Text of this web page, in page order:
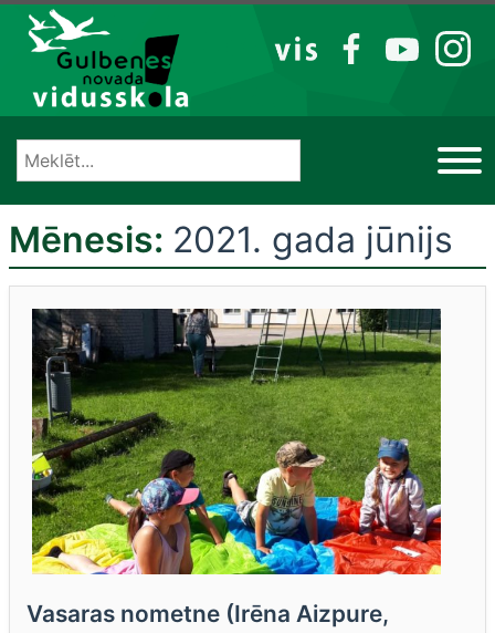
Izlaist
VIS
FB YT IG
Mēnesis: 2021. gada jūnijs
Vasaras nometne (Irēna Aizpure,